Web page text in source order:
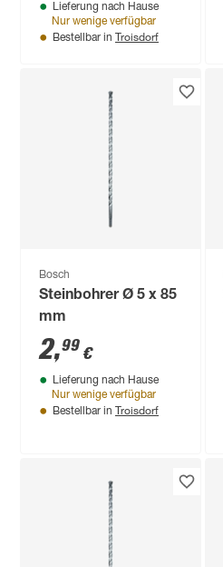
Lieferung nach Hause
Nur wenige verfügbar
Bestellbar in Troisdorf
Bosch
Steinbohrer Ø 5 x 85
mm
2,99 €
Lieferung nach Hause
Nur wenige verfügbar
Bestellbar in Troisdorf